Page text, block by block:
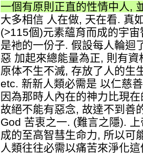
一個有原則正直的性情中人,
大多相信 人在做, 天在看. 真
(>115個)元素蘊育而成的宇
是衪的一份子. 假設每人輪迴
惡 加起來總能量為正, 則有
原体不生不滅, 存放了人的生
etc. 新新人類必需是 以仁慈
因為那時人內在的神力比現
故絕不能有惡念, 故達不到善
God 苦衷之一. (難言之隱).
成的至高智彗生命力, 所以可
人類往往必需以痛苦來淨化